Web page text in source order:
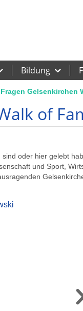
Bildung
Gelsenkirchen
of
oder hier gelebt
und Sport,